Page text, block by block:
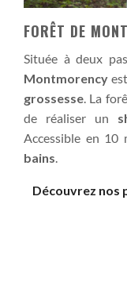
FORÊT DE
Située à deux
Montmorency
grossesse. La
de réaliser un
Accessible en 10
bains.
Découvrez nos